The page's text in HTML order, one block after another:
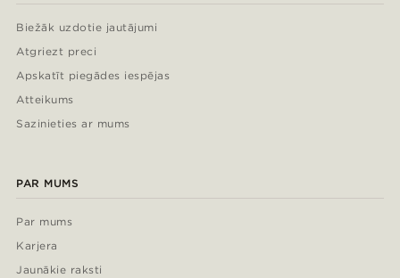
Biežāk uzdotie jautājumi
Atgriezt preci
Apskatīt piegādes iespējas
Atteikums
Sazinieties ar mums
PAR MUMS
Par mums
Karjera
Jaunākie raksti